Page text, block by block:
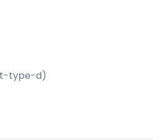
type-d)